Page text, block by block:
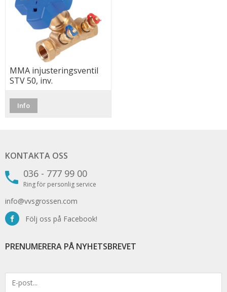
MMA injusteringsventil
STV 50, inv.
Info
KONTAKTA OSS
036 - 777 99 00
Ring för personlig service
info@vvsgrossen.com
Följ oss på Facebook!
PRENUMERERA PÅ NYHETSBREVET